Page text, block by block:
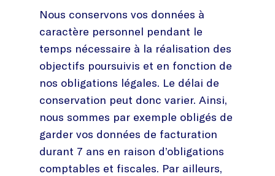
Nous conservons vos données à
caractère personnel pendant le
temps nécessaire à la réalisation des
objectifs poursuivis et en fonction de
nos obligations légales. Le délai de
conservation peut donc varier. Ainsi,
nous sommes par exemple obligés de
garder vos données de facturation
durant 7 ans en raison d’obligations
comptables et fiscales. Par ailleurs,